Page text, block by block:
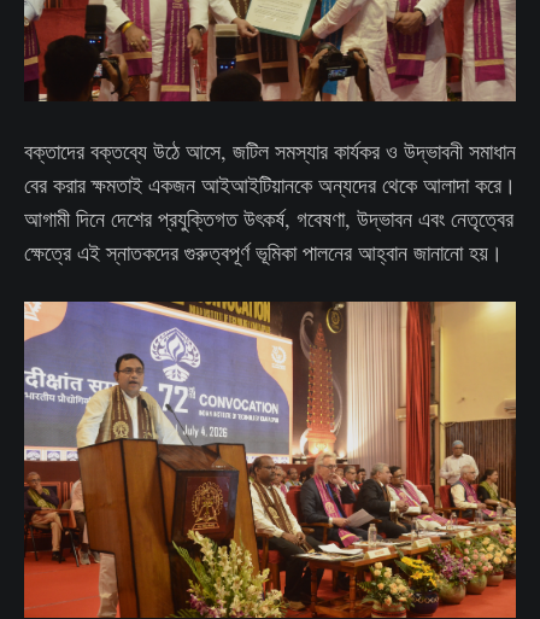
বক্তাদের বক্তব্যে উঠে আসে, জটিল সমস্যার কার্যকর ও উদ্ভাবনী সমাধান
বের করার ক্ষমতাই একজন আইআইটিয়ানকে অন্যদের থেকে আলাদা করে।
আগামী দিনে দেশের প্রযুক্তিগত উৎকর্ষ, গবেষণা, উদ্ভাবন এবং নেতৃত্বের
ক্ষেত্রে এই স্নাতকদের গুরুত্বপূর্ণ ভূমিকা পালনের আহ্বান জানানো হয়।